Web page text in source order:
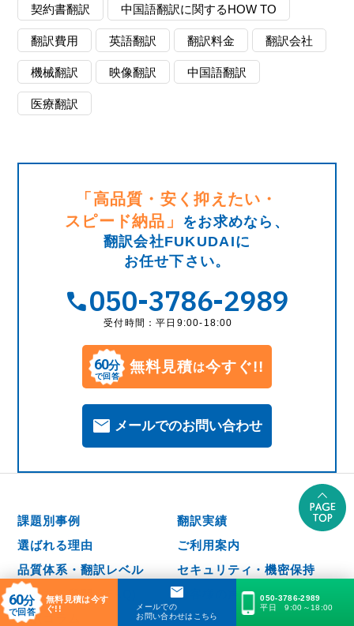
契約書翻訳 中国語翻訳に関するHOW TO
翻訳費用 英語翻訳 翻訳料金 翻訳会社
機械翻訳 映像翻訳 中国語翻訳
医療翻訳
「高品質・安く抑えたい・
スピード納品」 をお求めなら、
翻訳会社FUKUDAIに
お任せ下さい。
050-3786-2989
受付時間：平日9:00-18:00
60分
で回答
無料見積は今すぐ!!
メールでのお問い合わせ
60分
で回答
無料見積は今す
ぐ!!
050-3786-2989
平日 9:00～18:00
メールでの
お問い合わせはこちら
課題別事例
翻訳実績
選ばれる理由
ご利用案内
品質体系・翻訳レベル
セキュリティ・機密保持
よくある質問（FAQ)
お客様の声
翻訳コラム